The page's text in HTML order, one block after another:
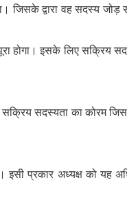
जिसके द्वारा वह सदस्य जोड़
होगा। इसके लिए सक्रिय
सदस्यता का कोरम जिस
इसी प्रकार अध्यक्ष को यह